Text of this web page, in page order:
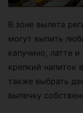
В зоне вылета
могут выпить
капучино, латте
крепкий напиток
также выбрать
выпечку